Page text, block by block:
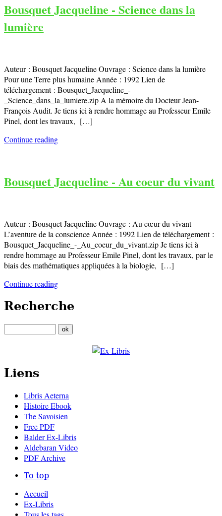
Bousquet Jacqueline - Science dans la
lumière
Auteur : Bousquet Jacqueline Ouvrage : Science dans la lumière
Pour une Terre plus humaine Année : 1992 Lien de
téléchargement : Bousquet_Jacqueline_-
_Science_dans_la_lumiere.zip A la mémoire du Docteur Jean-
François Audit. Je tiens ici à rendre hommage au Professeur Emile
Pinel, dont les travaux, […]
Continue reading
Bousquet Jacqueline - Au coeur du vivant
Auteur : Bousquet Jacqueline Ouvrage : Au cœur du vivant
L’aventure de la conscience Année : 1992 Lien de téléchargement :
Bousquet_Jacqueline_-_Au_coeur_du_vivant.zip Je tiens ici à
rendre hommage au Professeur Emile Pinel, dont les travaux, par le
biais des mathématiques appliquées à la biologie, […]
Continue reading
Recherche
Liens
Libris Aeterna
Histoire Ebook
The Savoisien
Free PDF
Balder Ex-Libris
Aldebaran Video
PDF Archive
To top
Accueil
Ex-Libris